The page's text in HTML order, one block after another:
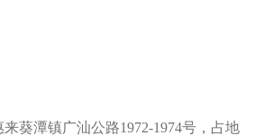
葵潭镇广汕公路1972-1974号，占地